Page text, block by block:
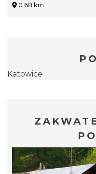
0.68 km
Katowice